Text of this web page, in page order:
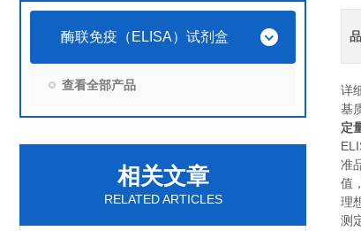
酶联免疫（ELISA）试剂盒
查看全部产品
相关文章
RELATED ARTICLES
详
基
定
准
值
理
测